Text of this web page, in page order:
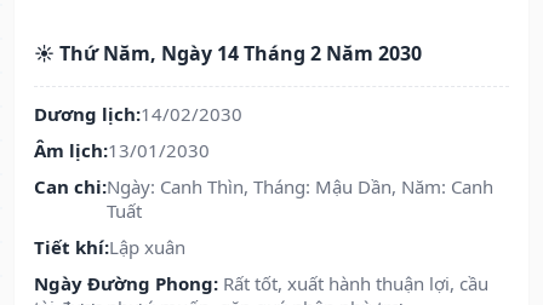
☀️ Thứ Năm, Ngày 14 Tháng 2 Năm 2030
Dương lịch:14/02/2030
Âm lịch:13/01/2030
Can chi:Ngày: Canh Thìn, Tháng: Mậu Dần, Năm: Canh
Tuất
Tiết khí:Lập xuân
Ngày Đường Phong: Rất tốt, xuất hành thuận lợi, cầu